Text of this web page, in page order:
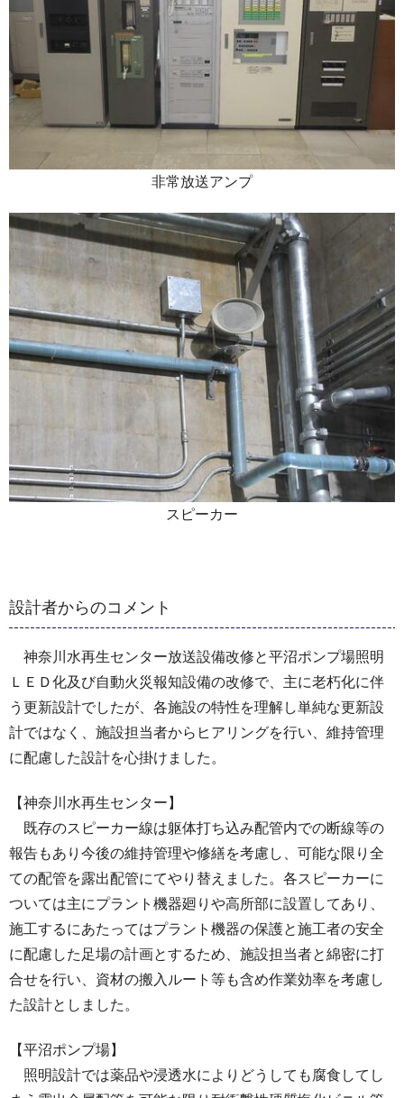
非常放送アンプ
スピーカー
設計者からのコメント
神奈川水再生センター放送設備改修と平沼ポンプ場照明
ＬＥＤ化及び自動火災報知設備の改修で、主に老朽化に伴
う更新設計でしたが、各施設の特性を理解し単純な更新設
計ではなく、施設担当者からヒアリングを行い、維持管理
に配慮した設計を心掛けました。
【神奈川水再生センター】
既存のスピーカー線は躯体打ち込み配管内での断線等の
報告もあり今後の維持管理や修繕を考慮し、可能な限り全
ての配管を露出配管にてやり替えました。各スピーカーに
ついては主にプラント機器廻りや高所部に設置してあり、
施工するにあたってはプラント機器の保護と施工者の安全
に配慮した足場の計画とするため、施設担当者と綿密に打
合せを行い、資材の搬入ルート等も含め作業効率を考慮し
た設計としました。
【平沼ポンプ場】
照明設計では薬品や浸透水によりどうしても腐食してし